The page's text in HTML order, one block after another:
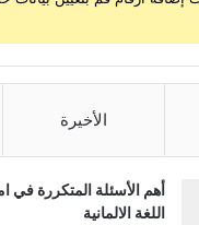
الأخيرة
اللغة الالمانية